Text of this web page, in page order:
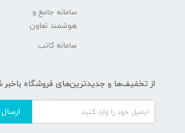
سامانه جامع و
هوشمند تعاون
سامانه کاتب
از تخفیف‌ها و جدیدترین‌های فروشگاه باخبر
ارسال